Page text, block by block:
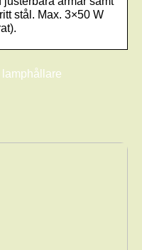
stål. Max. 3×50 W